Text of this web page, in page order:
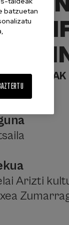
IKASTAROAK
Arizti
batzuetan